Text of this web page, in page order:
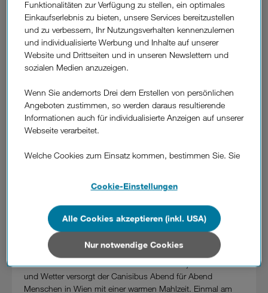
www.wortehelfen.at. Für jedes öffentliche Social Media-
Posting mit dem Hashtag #DreiHilft oder #WorteHelfen
spendete die Initiative je drei warme Mahlzeiten für Caritas-
Gäste. Vor allem die Twitter-Community trug maßgeblich mit
unzähligen lieben Worten und Bildern zum Endergebnis von
über 25.000 Essensportionen für Menschen in Not bei.
Jan Trionow, CEO von Drei: "Die Welle der Unterstützung für
unsere Drei Hilft-Winteraktion mit #WorteHelfen hat unsere
Erwartungen bei weitem übertroffen. Das freut mich sehr!
Denn die meisten von uns haben ein warmes Zuhause und
leben auf der Straße – auch jetzt bei Kälte und Nässe. Und
auch versteckte Armut nimmt zu und viele können ihr
warmes Essen kochen. #WorteHelfen schafft
helfen."
Die ersten Teller kochte Trionow gemeinsam mit Caritas
Wien-Generalsekretär Klaus Schwertner und Canisibus-
Koordinatorin Julia Wiesflecker in Wien. "Bei jedem Wind
und Wetter versorgt der Canisibus Abend für Abend
Menschen in Wien mit einer warmen Mahlzeit. Einmal am
Funktionalitäten zur Verfügung zu stellen, ein optimales
Einkaufserlebnis zu bieten, unsere Services bereitzustellen
und zu verbessern, Ihr Nutzungsverhalten kennenzulernen
und individualisierte Werbung und Inhalte auf unserer
Website und Drittseiten und in unseren Newslettern und
sozialen Medien anzuzeigen.
Wenn Sie andernorts Drei dem Erstellen von persönlichen
Angeboten zustimmen, so werden daraus resultierende
Informationen auch für individualisierte Anzeigen auf unserer
Webseite verarbeitet.
Welche Cookies zum Einsatz kommen, bestimmen Sie. Sie
Details und alle Optionen finden Sie unter „Cookie-
Wenn Sie allen Cookies zustimmen, werden auch Cookies
von Drittanbietern verarbeitet, die Ihre Daten in Ländern
außerhalb der europäischen Union (z.B. in den USA)
verarbeiten. Sie unterliegen keinem EU-konformen
Datenschutzniveau und es stehen keine wirksamen
Rechtsbehelfe zur Verfügung.
Cookie-Einstellungen
Nur notwendige Cookies
Alle Cookies akzeptieren (inkl. USA)